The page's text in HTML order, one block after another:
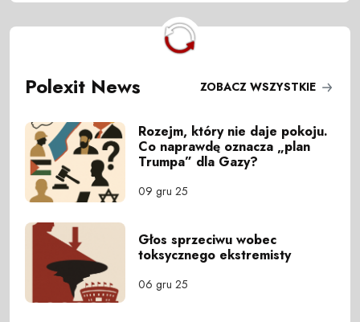
Polexit News ZOBACZ WSZYSTKIE
Rozejm, który nie daje pokoju.
Co naprawdę oznacza „plan
Trumpa” dla Gazy?
09 gru 25
Głos sprzeciwu wobec
toksycznego ekstremisty
06 gru 25